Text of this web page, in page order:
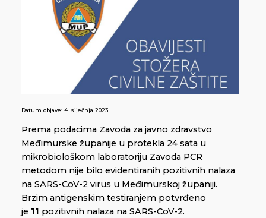
Datum objave: 4. siječnja 2023.
Prema podacima Zavoda za javno zdravstvo
Međimurske županije u protekla 24 sata u
mikrobiološkom laboratoriju Zavoda PCR
metodom nije bilo evidentiranih pozitivnih nalaza
na SARS-CoV-2 virus u Međimurskoj županiji.
Brzim antigenskim testiranjem potvrđeno
je 11 pozitivnih nalaza na SARS-CoV-2.